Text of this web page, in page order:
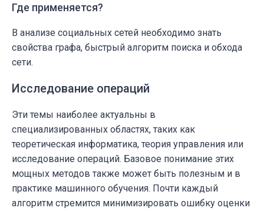
Где применяется?
В анализе социальных сетей необходимо знать
свойства графа, быстрый алгоритм поиска и обхода
сети.
Исследование операций
Эти темы наиболее актуальны в
специализированных областях, таких как
теоретическая информатика, теория управления или
исследование операций. Базовое понимание этих
мощных методов также может быть полезным и в
практике машинного обучения. Почти каждый
алгоритм стремится минимизировать ошибку оценки